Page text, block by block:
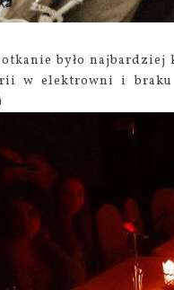
było
w elektrowni i braku